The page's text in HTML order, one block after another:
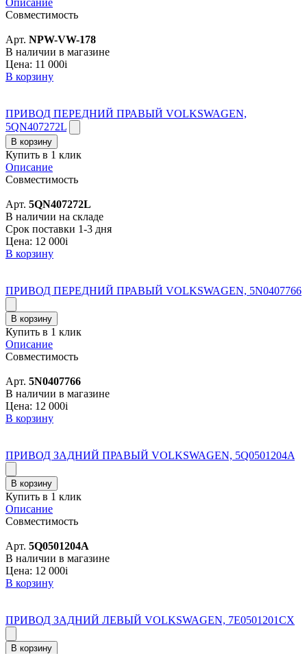
Совместимость
Арт. NPW-VW-178
В наличии в магазине
Цена: 11 000i
В корзину
ПРИВОД ПЕРЕДНИЙ ПРАВЫЙ VOLKSWAGEN,
5QN407272L
В корзину
Купить в 1 клик
Описание
Совместимость
Арт. 5QN407272L
В наличии на складе
Срок поставки 1-3 дня
Цена: 12 000i
В корзину
ПРИВОД ПЕРЕДНИЙ ПРАВЫЙ VOLKSWAGEN, 5N0407766
В корзину
Купить в 1 клик
Описание
Совместимость
Арт. 5N0407766
В наличии в магазине
Цена: 12 000i
В корзину
ПРИВОД ЗАДНИЙ ПРАВЫЙ VOLKSWAGEN, 5Q0501204A
В корзину
Купить в 1 клик
Описание
Совместимость
Арт. 5Q0501204A
В наличии в магазине
Цена: 12 000i
В корзину
ПРИВОД ЗАДНИЙ ЛЕВЫЙ VOLKSWAGEN, 7E0501201CX
В корзину